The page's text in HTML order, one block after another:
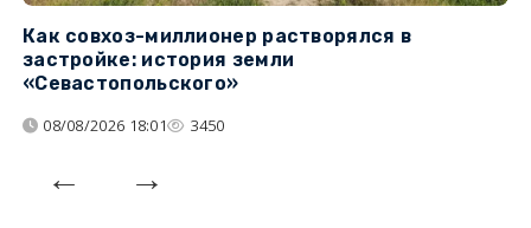
Как совхоз-миллионер растворялся в
застройке: история земли
«Севастопольского»
08/08/2026 18:01 3450